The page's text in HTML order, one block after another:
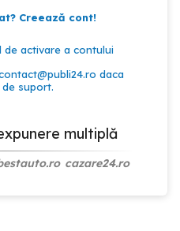
Creează cont!
de activare a contului
daca
suport.
multiplă
cazare24.ro